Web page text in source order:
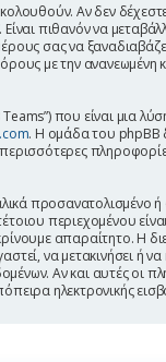
Αν δεν
πιθανόν να
σας να
με την ανανεωμένη
που είναι μια
. Η ομάδα του phpBB
προσανατολισμένο ή
περιεχομένου
απαραίτητο. Η
να μετακινήσει ή να
Αν και αυτές οι
ηλεκτρονικής